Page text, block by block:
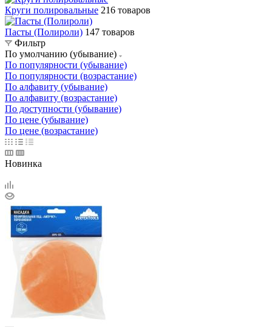
Круги полировальные 216 товаров
Пасты (Полироли) 147 товаров
Фильтр
По умолчанию (убывание)
По популярности (убывание)
По популярности (возрастание)
По алфавиту (убывание)
По алфавиту (возрастание)
По доступности (убывание)
По цене (убывание)
По цене (возрастание)
Новинка